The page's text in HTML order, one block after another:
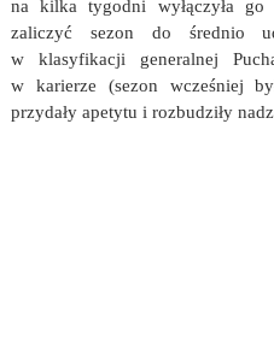
na kilka tygodni wyłączyła go
zaliczyć sezon do średnio
w klasyfikacji generalnej
w karierze (sezon wcześniej
przydały apetytu i rozbudziły